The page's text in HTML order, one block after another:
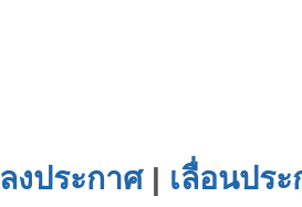
ลงประกาศ| เลื่อนปร